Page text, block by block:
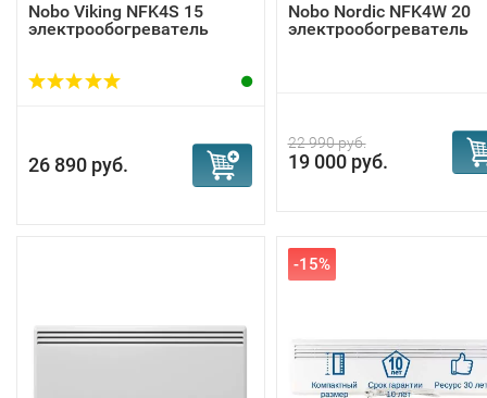
Nobo Viking NFK4S 15
электрообогреватель
26 890 руб.
Nobo Nordic NFK4W 20
электрообогреватель
22 990 руб.
19 000 руб.
-15%